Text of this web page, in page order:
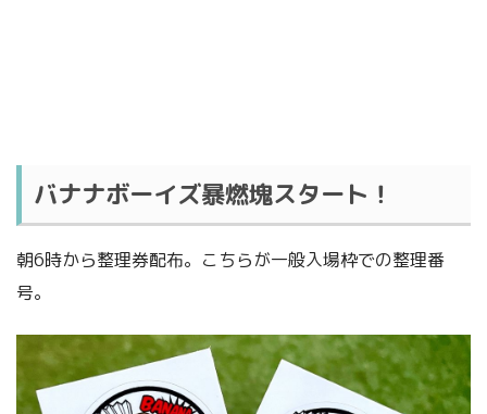
バナナボーイズ暴燃塊スタート！
朝6時から整理券配布。こちらが一般入場枠での整理番
号。